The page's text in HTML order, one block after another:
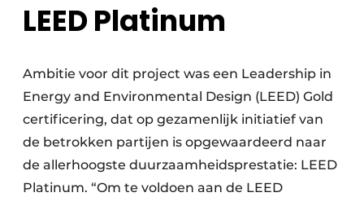
LEED Platinum
Ambitie voor dit project was een Leadership in
Energy and Environmental Design (LEED) Gold
certificering, dat op gezamenlijk initiatief van
de betrokken partijen is opgewaardeerd naar
de allerhoogste duurzaamheidsprestatie: LEED
Platinum. “Om te voldoen aan de LEED